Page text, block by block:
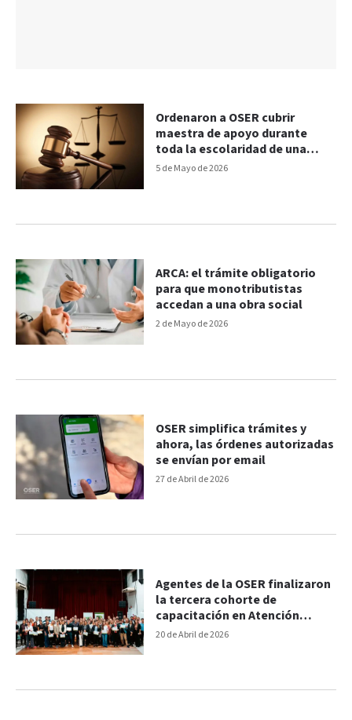
5 de Mayo de 2026
Ordenaron a OSER cubrir
maestra de apoyo durante
toda la escolaridad de una
adolescente
2 de Mayo de 2026
ARCA: el trámite obligatorio
para que monotributistas
accedan a una obra social
27 de Abril de 2026
OSER simplifica trámites y
ahora, las órdenes autorizadas
se envían por email
20 de Abril de 2026
Agentes de la OSER finalizaron
la tercera cohorte de
capacitación en Atención
Ciudadana